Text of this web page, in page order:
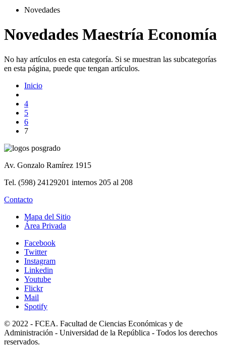
Novedades
Novedades Maestría Economía
No hay artículos en esta categoría. Si se muestran las subcategorías
en esta página, puede que tengan artículos.
Inicio
4
5
6
7
Av. Gonzalo Ramírez 1915
Tel. (598) 24129201 internos 205 al 208
Contacto
Mapa del Sitio
Área Privada
Facebook
Twitter
Instagram
Linkedin
Youtube
Flickr
Mail
Spotify
© 2022 - FCEA. Facultad de Ciencias Económicas y de
Administración - Universidad de la República - Todos los derechos
reservados.